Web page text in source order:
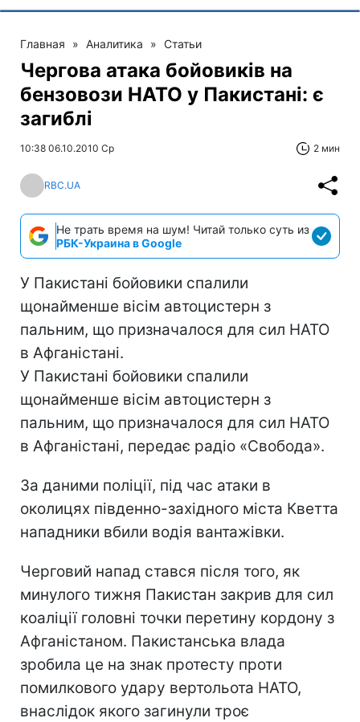
Главная » Аналитика » Статьи
Чергова атака бойовиків на
бензовози НАТО у Пакистані: є
загиблі
10:38 06.10.2010 Ср 2 мин
RBC.UA
Не трать время на шум! Читай только суть из
РБК-Украина в Google
У Пакистані бойовики спалили
щонайменше вісім автоцистерн з
пальним, що призначалося для сил НАТО
в Афганістані.
У Пакистані бойовики спалили
щонайменше вісім автоцистерн з
пальним, що призначалося для сил НАТО
в Афганістані, передає радіо «Свобода».
За даними поліції, під час атаки в
околицях південно-західного міста Кветта
нападники вбили водія вантажівки.
Черговий напад стався після того, як
минулого тижня Пакистан закрив для сил
коаліції головні точки перетину кордону з
Афганістаном. Пакистанська влада
зробила це на знак протесту проти
помилкового удару вертольота НАТО,
внаслідок якого загинули троє